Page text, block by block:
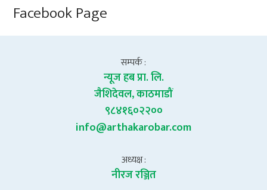
Facebook Page
सम्पर्क :
न्यूज हब प्रा. लि.
जैशिदेवल, काठमाडौं
९८४१६०२२००
info@arthakarobar.com
अध्यक्ष :
नीरज रञ्जित